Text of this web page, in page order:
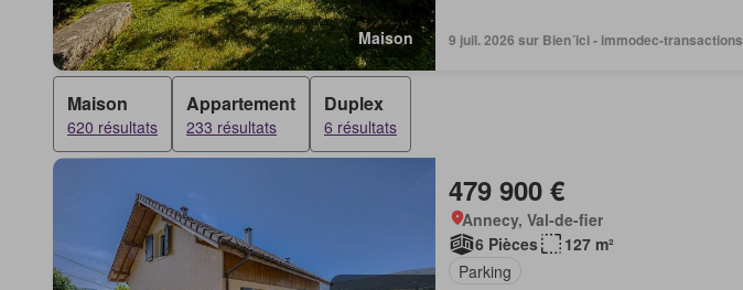
Maison 9 juil. 2026 sur Bien´ici - immodec-transactions
Maison
620 résultats
Appartement
233 résultats
Duplex
6 résultats
479 900 €
Annecy, Val-de-fier
6 Pièces
127 m²
Parking